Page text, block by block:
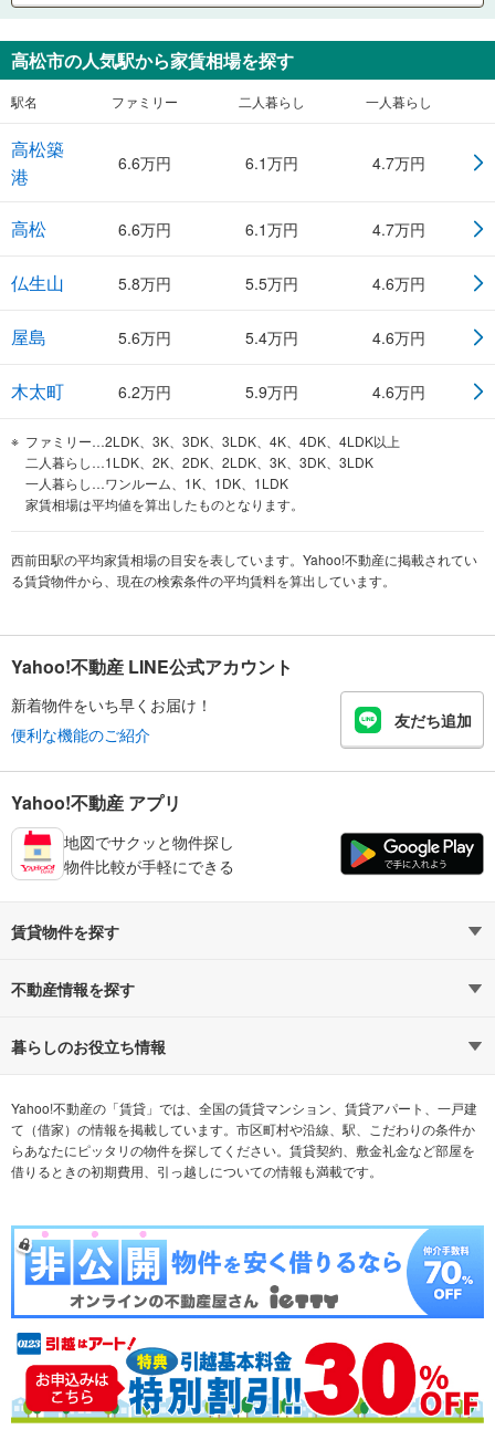
高松市の人気駅から家賃相場を探す
駅名 ファミリー 二人暮らし 一人暮らし
高松築
港
6.6万円 6.1万円 4.7万円
高松 6.6万円 6.1万円 4.7万円
仏生山 5.8万円 5.5万円 4.6万円
屋島 5.6万円 5.4万円 4.6万円
木太町 6.2万円 5.9万円 4.6万円
ファミリー…2LDK、3K、3DK、3LDK、4K、4DK、4LDK以上
二人暮らし…1LDK、2K、2DK、2LDK、3K、3DK、3LDK
一人暮らし…ワンルーム、1K、1DK、1LDK
家賃相場は平均値を算出したものとなります。
西前田駅の平均家賃相場の目安を表しています。Yahoo!不動産に掲載されてい
る賃貸物件から、現在の検索条件の平均賃料を算出しています。
Yahoo!不動産 LINE公式アカウント
新着物件をいち早くお届け！
便利な機能のご紹介
友だち追加
Yahoo!不動産 アプリ
地図でサクッと物件探し
物件比較が手軽にできる
賃貸物件を探す
路線・駅から探す
通勤時間から探す
不動産会社から探す 希望の条件から探す
テーマから探す ランキングから探す
不動産情報を探す
不動産・住宅
新築マンション 中古マンション
新築一戸建て 中古一戸建て
注文住宅 土地
売却査定
暮らしのお役立ち情報
マンションカタログ 教えて！住まいの先生
Yahoo!不動産の「賃貸」では、全国の賃貸マンション、賃貸アパート、一戸建
て（借家）の情報を掲載しています。市区町村や沿線、駅、こだわりの条件か
らあなたにピッタリの物件を探してください。賃貸契約、敷金礼金など部屋を
借りるときの初期費用、引っ越しについての情報も満載です。